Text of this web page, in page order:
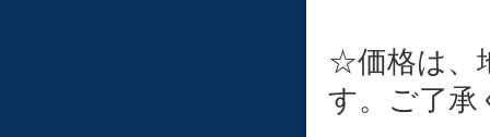
☆価格は、
す。ご了承